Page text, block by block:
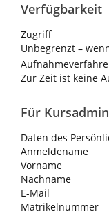
Verfügbarkeit
Zugriff
Unbegrenzt –
Zur Zeit ist keine
Für
Daten des
Anmeldename
Vorname
Nachname
E-Mail
Matrikelnummer